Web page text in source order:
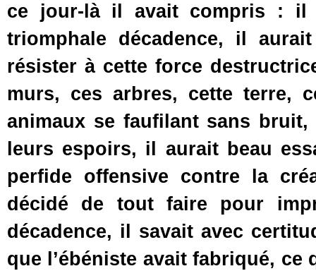
ce jour-là il avait compris : il
triomphale décadence, il
résister à cette force
murs, ces arbres, cette terre,
animaux se faufilant sans
leurs espoirs, il aurait beau
perfide offensive contre la
décidé de tout faire pour
décadence, il savait avec
que l’ébéniste avait fabriqué,